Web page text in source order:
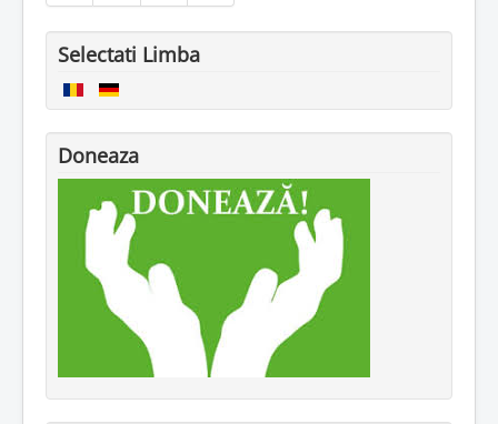
Selectati Limba
Doneaza